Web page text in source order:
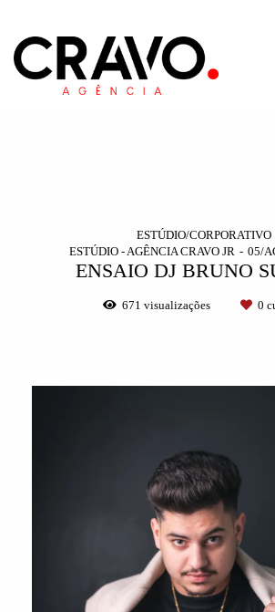
ESTÚDIO/CORPORATIVO
ESTÚDIO - AGÊNCIA CRAVO JR
05/
ENSAIO DJ BRUNO
671 visualizações 0